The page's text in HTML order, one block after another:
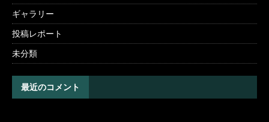
ギャラリー
投稿レポート
未分類
最近のコメント